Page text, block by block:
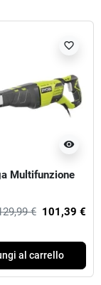
visibility
favorite_border
Multifunzione
€ 101,39 €
al carrello